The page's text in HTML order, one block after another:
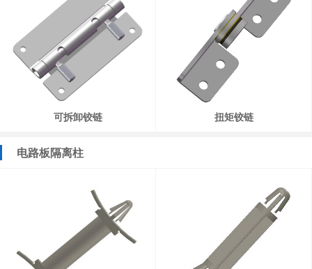
可拆卸铰链 扭矩铰链
电路板隔离柱